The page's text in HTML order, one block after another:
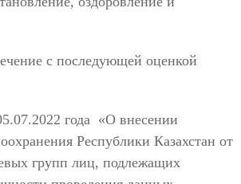
с последующей оценкой
года «О внесении
Республики Казахстан от
групп лиц, подлежащих